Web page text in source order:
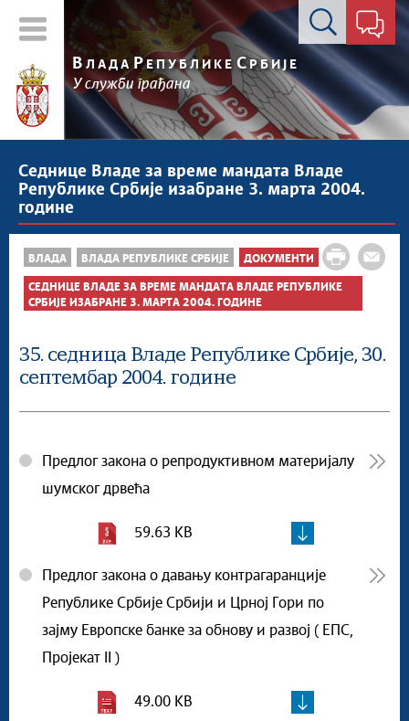
Контакт форма
В ЛАДА РЕПУБЛИКЕ СРБИЈЕ
У служби грађана
Седнице Владе за време мандата Владе
Републике Србије изабране 3. марта 2004.
године
ВЛАДА ВЛАДА РЕПУБЛИКЕ СРБИЈЕ ДОКУМЕНТИ
СЕДНИЦЕ ВЛАДЕ ЗА ВРЕМЕ МАНДАТА ВЛАДЕ РЕПУБЛИКЕ
СРБИЈЕ ИЗАБРАНЕ 3. МАРТА 2004. ГОДИНЕ
35. седница Владе Републике Србије, 30.
септембар 2004. године
Предлог закона о репродуктивном материјалу
шумског дрвећа
59.63 KB
Предлог закона о давању контрагаранције
Републике Србије Србији и Црној Гори по
зајму Европске банке за обнову и развој ( ЕПС,
Пројекат II )
49.00 KB